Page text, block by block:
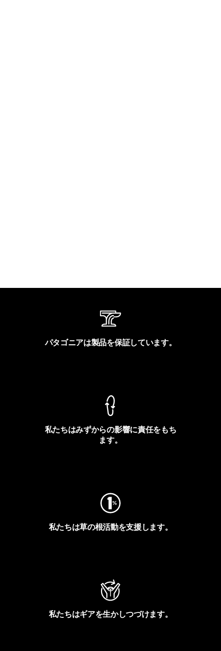
パタゴニアは製品を保証しています。
私たちはみずからの影響に責任をもち
ます。
私たちは草の根活動を支援します。
私たちはギアを生かしつづけます。